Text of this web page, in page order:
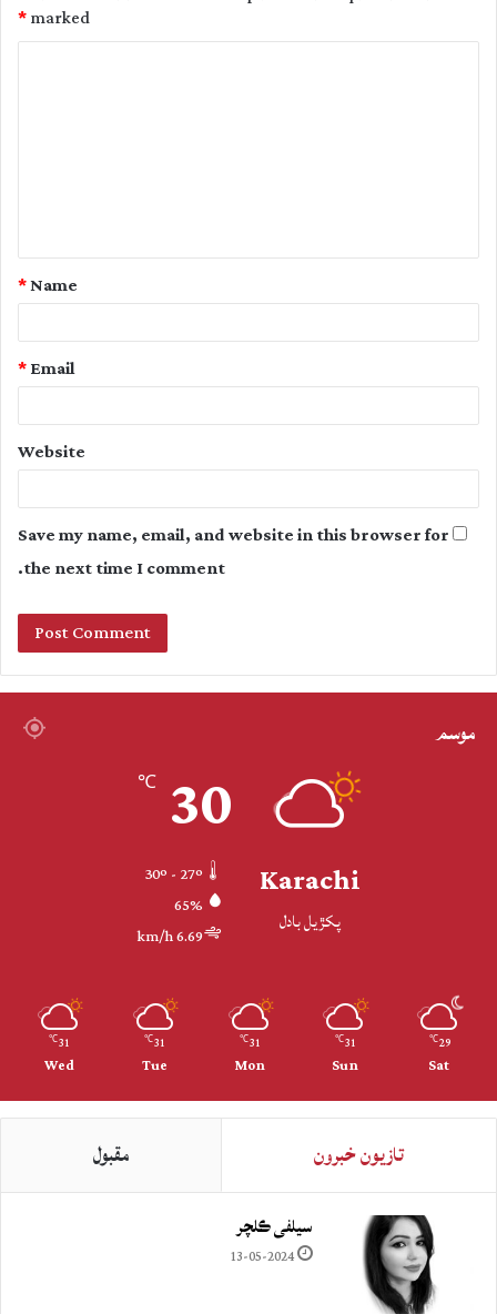
marked
*
t
Name
*
Email
*
Website
Save my name, email, and website in this browser for
the next time I comment.
موسم
Karachi
پکڙيل بادل
30
℃
65%
6.69 km/h
29
℃
Sat
31
℃
Sun
31
℃
Mon
31
℃
Tue
31
℃
Wed
تازيون خبرون مقبول
سيلفي ڪلچر
13-05-2024